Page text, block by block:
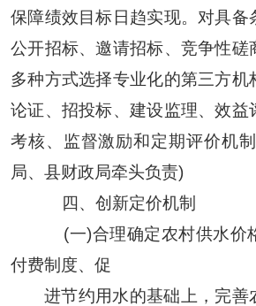
保障绩效目标日趋实现。对具备
公开招标、邀请招标、竞争性磋
多种方式选择专业化的第三方机
论证、招投标、建设监理、效益
考核、监督激励和定期评价机
局、县财政局牵头负责)
四、创新定价机制
(一)合理确定农村供水价
付费制度、促
进节约用水的基础上，完善